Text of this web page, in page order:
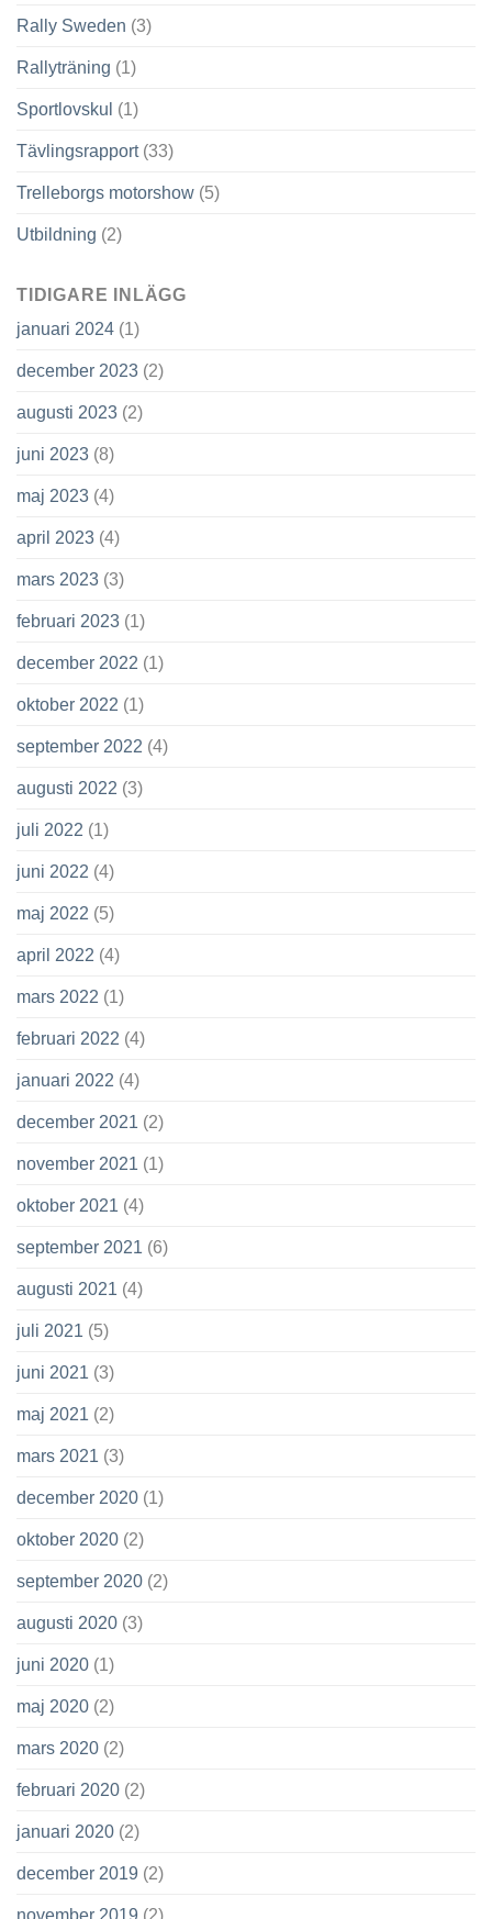
Rally Sweden (3)
Rallyträning (1)
Sportlovskul (1)
Tävlingsrapport(33)
Trelleborgs motorshow (5)
Utbildning (2)
TIDIGARE INLÄGG
januari 2024 (1)
december 2023 (2)
augusti 2023 (2)
juni 2023 (8)
maj 2023 (4)
april 2023 (4)
mars 2023 (3)
februari 2023 (1)
december 2022 (1)
oktober 2022 (1)
september 2022 (4)
augusti 2022 (3)
juli 2022 (1)
juni 2022 (4)
maj 2022 (5)
april 2022 (4)
mars 2022 (1)
februari 2022 (4)
januari 2022 (4)
december 2021 (2)
november 2021 (1)
oktober 2021 (4)
september 2021 (6)
augusti 2021 (4)
juli 2021 (5)
juni 2021 (3)
maj 2021 (2)
mars 2021 (3)
december 2020 (1)
oktober 2020 (2)
september 2020 (2)
augusti 2020 (3)
juni 2020 (1)
maj 2020 (2)
mars 2020 (2)
februari 2020 (2)
januari 2020 (2)
december 2019 (2)
november 2019 (2)